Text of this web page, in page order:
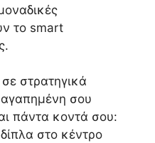
το smart
στρατηγικά
αγαπημένη σου
πάντα κοντά σου:
στο κέντρο